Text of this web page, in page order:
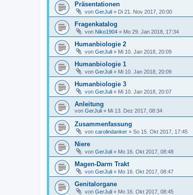
Präsentationen
von GerJuli » Di 21. Nov 2017, 20:00
Fragenkatalog
von Niko1904 » Mo 29. Jan 2018, 17:34
Humanbiologie 2
von GerJuli » Mi 10. Jan 2018, 20:09
Humanbiologie 1
von GerJuli » Mi 10. Jan 2018, 20:09
Humanbiologie 3
von GerJuli » Mi 10. Jan 2018, 20:07
Anleitung
von GerJuli » Mi 13. Dez 2017, 08:34
Zusammenfassung
von carolindanker » So 15. Okt 2017, 17:45
Niere
von GerJuli » Mo 16. Okt 2017, 08:48
Magen-Darm Trakt
von GerJuli » Mo 16. Okt 2017, 08:47
Genitalorgane
von GerJuli » Mo 16. Okt 2017, 08:45